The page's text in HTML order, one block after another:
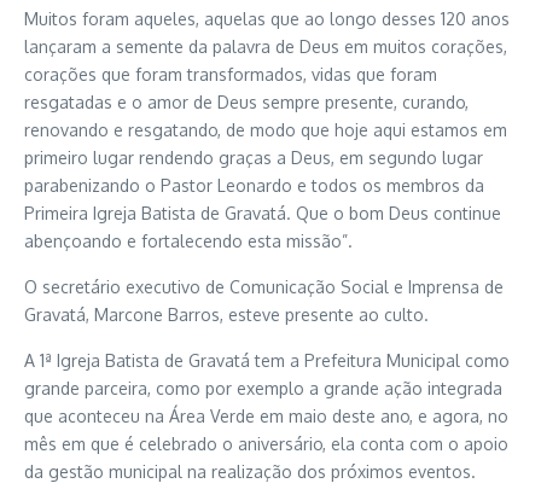
Muitos foram aqueles, aquelas que ao longo desses 120 anos
lançaram a semente da palavra de Deus em muitos corações,
corações que foram transformados, vidas que foram
resgatadas e o amor de Deus sempre presente, curando,
renovando e resgatando, de modo que hoje aqui estamos em
primeiro lugar rendendo graças a Deus, em segundo lugar
parabenizando o Pastor Leonardo e todos os membros da
Primeira Igreja Batista de Gravatá. Que o bom Deus continue
abençoando e fortalecendo esta missão”.
O secretário executivo de Comunicação Social e Imprensa de
Gravatá, Marcone Barros, esteve presente ao culto.
A 1ª Igreja Batista de Gravatá tem a Prefeitura Municipal como
grande parceira, como por exemplo a grande ação integrada
que aconteceu na Área Verde em maio deste ano, e agora, no
mês em que é celebrado o aniversário, ela conta com o apoio
da gestão municipal na realização dos próximos eventos.